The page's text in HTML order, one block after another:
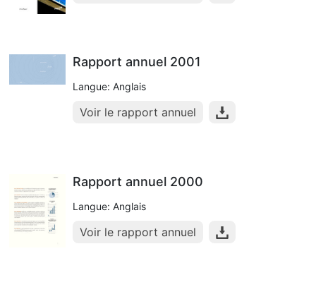
Rapport annuel 2001
Langue: Anglais
Voir le rapport annuel
Rapport annuel 2000
Langue: Anglais
Voir le rapport annuel